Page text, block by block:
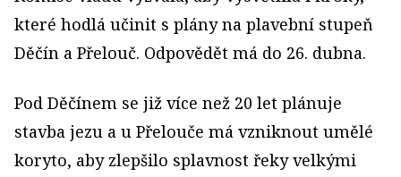
které hodlá učinit s plány na plavební stupeň
Děčín a Přelouč. Odpovědět má do 26. dubna.
Pod Děčínem se již více než 20 let plánuje
stavba jezu a u Přelouče má vzniknout umělé
koryto, aby zlepšilo splavnost řeky velkými